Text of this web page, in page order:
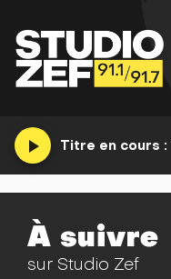
play_arrow Titre en cours :
À suivre
sur Studio Zef